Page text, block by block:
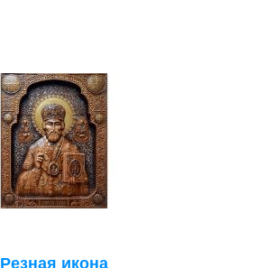
Резная икона